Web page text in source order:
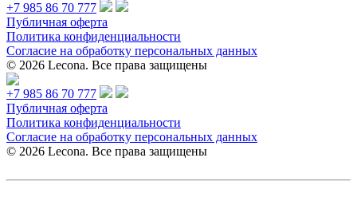
+7 985 86 70 777
Публичная оферта
Политика конфиденциальности
Согласие на обработку персональных данных
© 2026 Lecona. Все права защищены
+7 985 86 70 777
Публичная оферта
Политика конфиденциальности
Согласие на обработку персональных данных
© 2026 Lecona. Все права защищены